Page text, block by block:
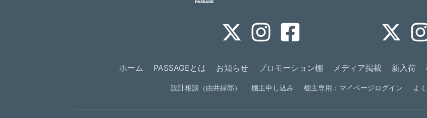
ホーム PASSAGEとは お知らせ プロモーション棚 メディア掲載 新入荷
設計相談（由井緑郎） 棚主申し込み 棚主専用：マイページログイン よ